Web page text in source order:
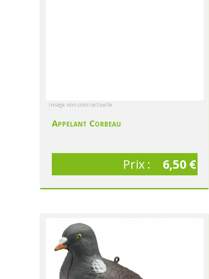
image non contractuelle
Appelant Corbeau
Prix : 6,50 €